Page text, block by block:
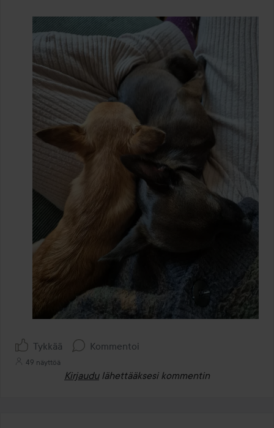
Tykkää Kommentoi
49 näyttöä
Kirjaudu lähettääksesi kommentin